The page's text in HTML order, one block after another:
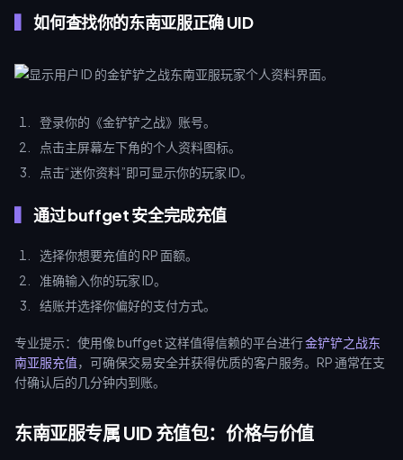
如何查找你的东南亚服正确 UID
登录你的《金铲铲之战》账号。
点击主屏幕左下角的个人资料图标。
点击“迷你资料”即可显示你的玩家 ID。
通过 buffget 安全完成充值
选择你想要充值的 RP 面额。
准确输入你的玩家 ID。
结账并选择你偏好的支付方式。
专业提示：使用像 buffget 这样值得信赖的平台进行金铲铲之战东
南亚服充值，可确保交易安全并获得优质的客户服务。RP 通常在支
付确认后的几分钟内到账。
东南亚服专属 UID 充值包：价格与价值